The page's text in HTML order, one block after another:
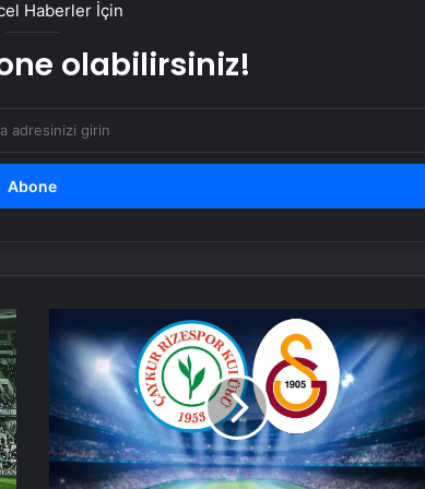
Samsun’da İlk Kornea Nakli Başarıyla
Düştü
Serjoy : Dijital Medya Ajansı, Google
Reklam Ajansı, SEO Ajansı ve Web
Tasarım Ajansı
Haberler İçin
olabilirsiniz!
anlatım!
yarıda
peş
peşe
goller